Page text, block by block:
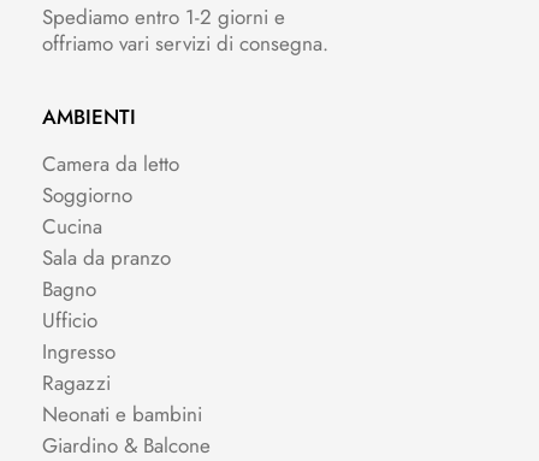
Spediamo entro 1-2 giorni e
offriamo vari servizi di consegna.
AMBIENTI
Camera da letto
Soggiorno
Cucina
Sala da pranzo
Bagno
Ufficio
Ingresso
Ragazzi
Neonati e bambini
Giardino & Balcone